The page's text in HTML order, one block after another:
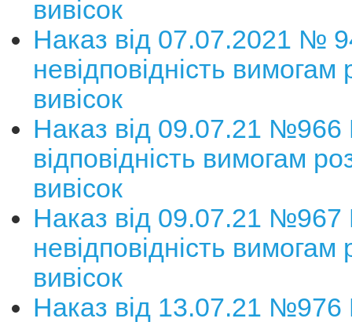
вивісок
Наказ від 07.07.2021 №
невідповідність
вивісок
Наказ від 09.07.21 №966
відповідність вимогам
вивісок
Наказ від 09.07.21 №967
невідповідність
вивісок
Наказ від 13.07.21 №976